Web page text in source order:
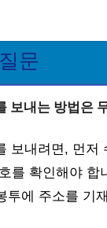
문
보내는 방법은
보내려면, 먼저
를 확인해야 합
투에 주소를 기